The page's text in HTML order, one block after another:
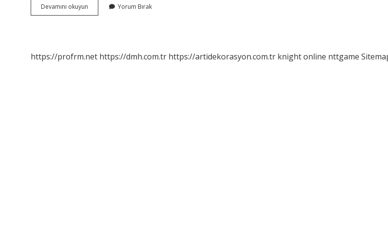
Devamını okuyun
Tedavisi
Yorum Bırak
https://profrm.net https://dmh.com.tr https://artidekorasyon.com.tr knight online nttgame